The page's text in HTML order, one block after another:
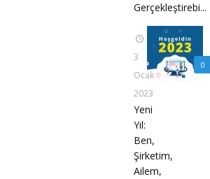
Gerçekleştirebi...
0
3
Ocak
2023
Yeni
Yıl:
Ben,
Şirketim,
Ailem,